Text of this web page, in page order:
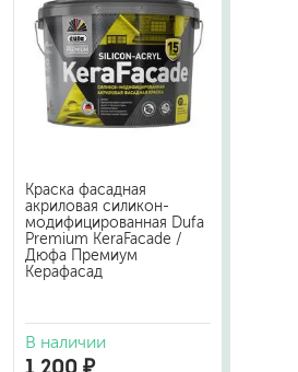
Краска фасадная
акриловая силикон-
модифицированная Dufa
Premium KeraFacade /
Дюфа Премиум
Керафасад
В наличии
1 200 ₽